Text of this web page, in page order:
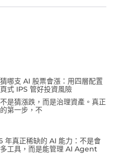
哪支 AI 股票會漲：用四層配置
式 IPS 管好投資風險
是猜漲跌，而是治理資產。真正
第一步，不
年真正稀缺的 AI 能力：不是會
工具，而是能管理 AI Agent